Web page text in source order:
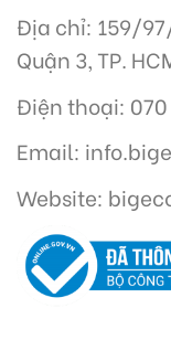
Địa chỉ: 159/
Quận 3, TP.
Điện thoại: 070
Email:
Website: